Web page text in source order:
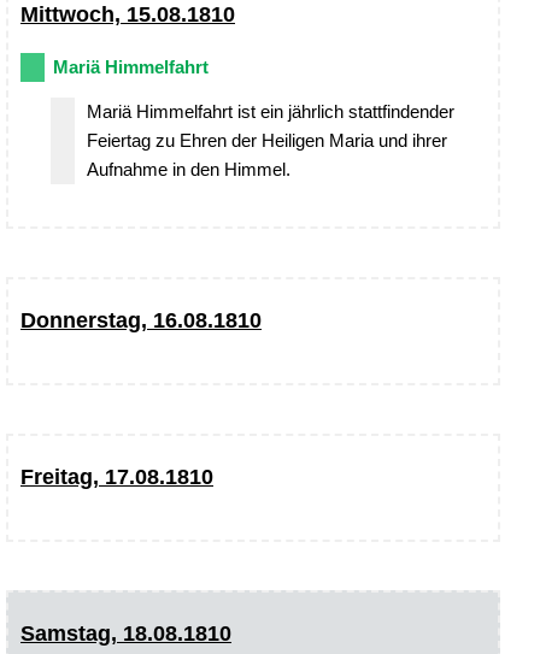
Mittwoch, 15.08.1810
Mariä Himmelfahrt
Mariä Himmelfahrt ist ein jährlich stattfindender
Feiertag zu Ehren der Heiligen Maria und ihrer
Aufnahme in den Himmel.
Donnerstag, 16.08.1810
Freitag, 17.08.1810
Samstag, 18.08.1810